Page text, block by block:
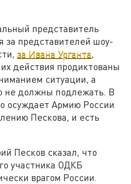
представитель
за представителей шоу-
за Ивана Урганта,
действия продиктованы
ситуации, а
не должны подлежать. В
осуждает Армию России
Пескова, и есть
Песков сказал, что
участника ОДКБ
врагом России.